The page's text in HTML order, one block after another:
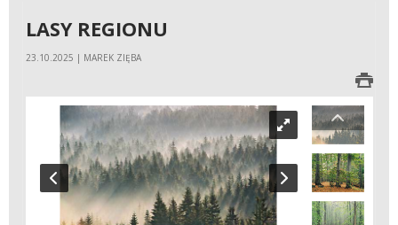
LASY REGIONU
23.10.2025 | MAREK ZIĘBA